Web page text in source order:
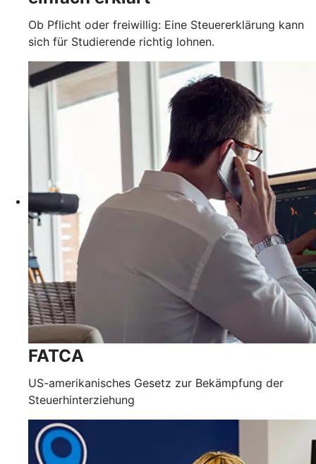
Ob Pflicht oder freiwillig: Eine Steuererklärung kann
sich für Studierende richtig lohnen.
FATCA
US-amerikanisches Gesetz zur Bekämpfung der
Steuerhinterziehung